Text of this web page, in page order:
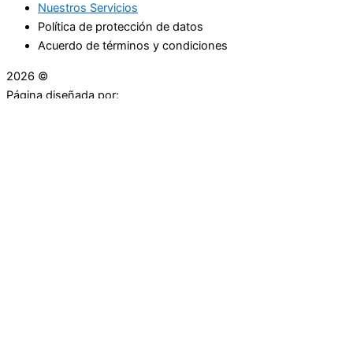
Nuestros Servicios
Política de protección de datos
Acuerdo de términos y condiciones
2026 ©
Página diseñada por: